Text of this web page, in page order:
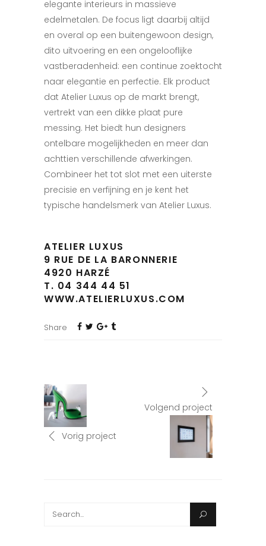
elegante interieurs in massieve
edelmetalen. De focus ligt daarbij altijd
en overal op een buitengewoon design,
dito uitvoering en een ongelooflijke
vastberadenheid: een continue zoektocht
naar elegantie en perfectie. Elk product
dat Atelier Luxus op de markt brengt,
vertrekt van een dikke plaat pure
messing. Het biedt hun designers
ontelbare mogelijkheden en meer dan
achttien verschillende afwerkingen.
Combineer het tot slot met een uiterste
precisie en verfijning en je kent het
typische handelsmerk van Atelier Luxus.
ATELIER LUXUS
9 RUE DE LA BARONNERIE
4920 HARZÉ
T. 04 344 44 51
WWW.ATELIERLUXUS.COM
Share
Vorig project
Volgend project
Search